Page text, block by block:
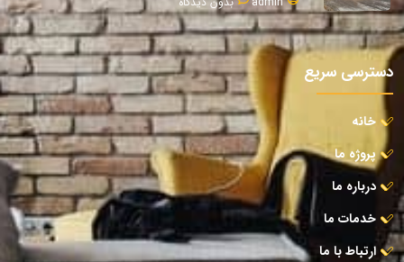
دسترسی سریع
خانه
پروژه ما
درباره ما
خدمات ما
ارتباط با ما